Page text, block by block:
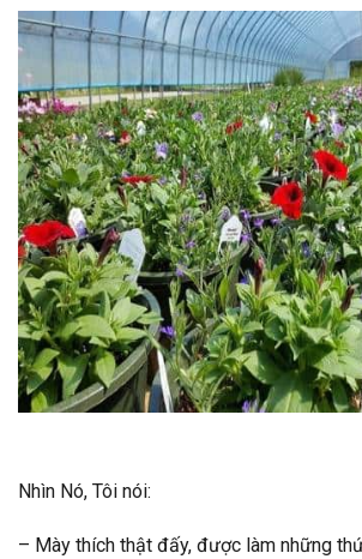
Nhìn Nó, Tôi nói:
– Mày thích thật đấy, được làm những